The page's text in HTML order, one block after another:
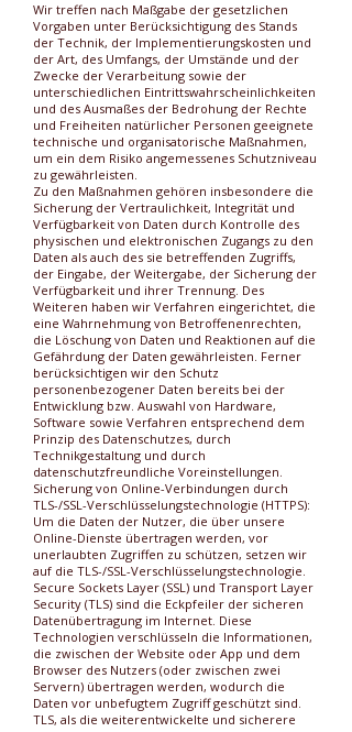
Wir treffen nach Maßgabe der gesetzlichen
Vorgaben unter Berücksichtigung des Stands
der Technik, der Implementierungskosten und
der Art, des Umfangs, der Umstände und der
Zwecke der Verarbeitung sowie der
unterschiedlichen Eintrittswahrscheinlichkeiten
und des Ausmaßes der Bedrohung der Rechte
und Freiheiten natürlicher Personen geeignete
technische und organisatorische Maßnahmen,
um ein dem Risiko angemessenes Schutzniveau
zu gewährleisten.
Zu den Maßnahmen gehören insbesondere die
Sicherung der Vertraulichkeit, Integrität und
Verfügbarkeit von Daten durch Kontrolle des
physischen und elektronischen Zugangs zu den
Daten als auch des sie betreffenden Zugriffs,
der Eingabe, der Weitergabe, der Sicherung der
Verfügbarkeit und ihrer Trennung. Des
Weiteren haben wir Verfahren eingerichtet, die
eine Wahrnehmung von Betroffenenrechten,
die Löschung von Daten und Reaktionen auf die
Gefährdung der Daten gewährleisten. Ferner
berücksichtigen wir den Schutz
personenbezogener Daten bereits bei der
Entwicklung bzw. Auswahl von Hardware,
Software sowie Verfahren entsprechend dem
Prinzip des Datenschutzes, durch
Technikgestaltung und durch
datenschutzfreundliche Voreinstellungen.
Sicherung von Online-Verbindungen durch
TLS-/SSL-Verschlüsselungstechnologie (HTTPS):
Um die Daten der Nutzer, die über unsere
Online-Dienste übertragen werden, vor
unerlaubten Zugriffen zu schützen, setzen wir
auf die TLS-/SSL-Verschlüsselungstechnologie.
Secure Sockets Layer (SSL) und Transport Layer
Security (TLS) sind die Eckpfeiler der sicheren
Datenübertragung im Internet. Diese
Technologien verschlüsseln die Informationen,
die zwischen der Website oder App und dem
Browser des Nutzers (oder zwischen zwei
Servern) übertragen werden, wodurch die
Daten vor unbefugtem Zugriff geschützt sind.
TLS, als die weiterentwickelte und sicherere